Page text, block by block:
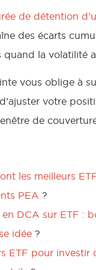
de détention
des écarts
quand la volatilité
vous oblige à
votre
de
les meilleurs
PEA ?
DCA sur ETF :
idée ?
ETF pour investir